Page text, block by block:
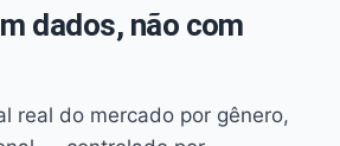
dados, não com
real do mercado por gênero,